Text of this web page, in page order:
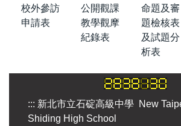
校外參訪
申請表
公開觀課
教學觀摩
紀錄表
命題及審
題檢核表
及試題分
析表
::: 新北市立石碇高級中學 New
Shiding High School